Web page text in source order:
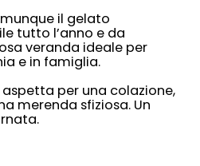
il gelato
tutto l’anno e da
veranda ideale per
e in famiglia.
aspetta per una colazione,
merenda sfiziosa. Un